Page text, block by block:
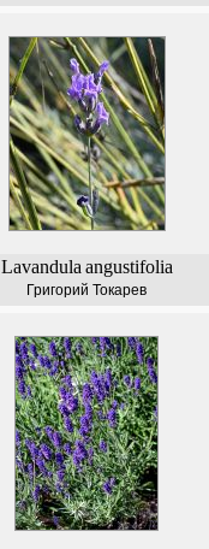
Lavandula angustifolia
Григорий Токарев